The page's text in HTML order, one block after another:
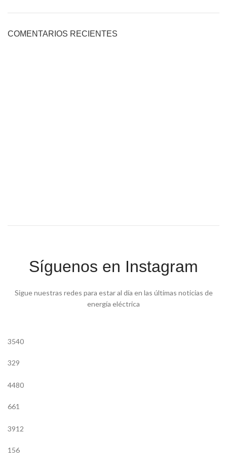
COMENTARIOS RECIENTES
Síguenos en Instagram
Sigue nuestras redes para estar al día en las últimas noticias de
energía eléctrica
3540
329
4480
661
3912
156